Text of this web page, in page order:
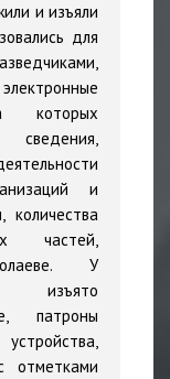
и изъяли
для
которых
и
количества
частей,
У
изъято
патроны
отметками